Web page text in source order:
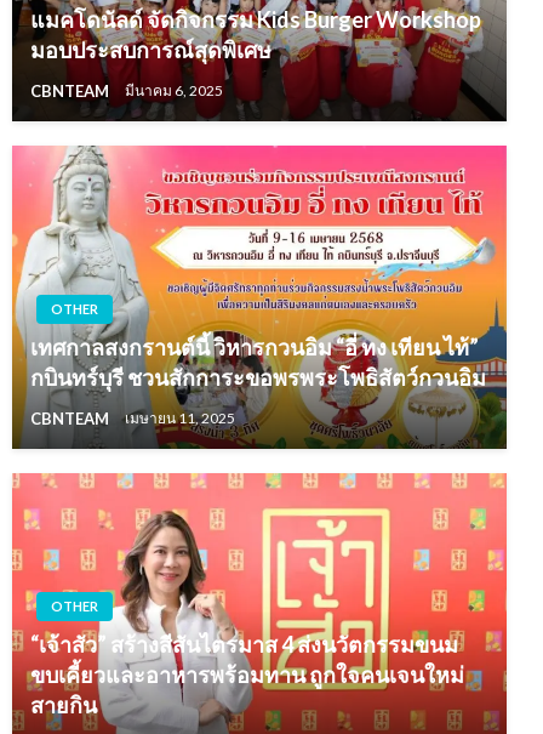
แมคโดนัลด์ จัดกิจกรรม Kids Burger Workshop
มอบประสบการณ์สุดพิเศษ
CBNTEAM มีนาคม 6, 2025
OTHER
เทศกาลสงกรานต์นี้ วิหารกวนอิม “อี่ ทง เทียน ไท้”
กบินทร์บุรี ชวนสักการะขอพรพระโพธิสัตว์กวนอิม
CBNTEAM เมษายน 11, 2025
OTHER
“เจ้าสัว” สร้างสีสันไตรมาส 4 ส่งนวัตกรรมขนม
ขบเคี้ยวและอาหารพร้อมทาน ถูกใจคนเจนใหม่
สายกิน